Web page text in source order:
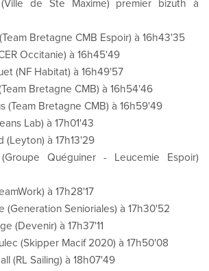
de Ste Maxime) premier bizuth à
Bretagne CMB Espoir) à 16h43'35
Occitanie) à 16h45'49
(NF Habitat) à 16h49'57
Bretagne CMB) à 16h54'46
(Team Bretagne CMB) à 16h59'49
Lab) à 17h01'43
(Leyton) à 17h13'29
Quéguiner - Leucemie Espoir)
à 17h28'17
(Generation Senioriales) à 17h30'52
(Devenir) à 17h37'11
(Skipper Macif 2020) à 17h50'08
(RL Sailing) à 18h07'49